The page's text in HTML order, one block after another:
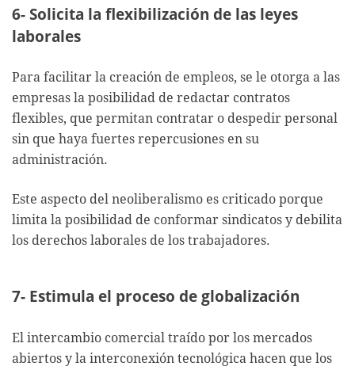
6- Solicita la flexibilización de las leyes
laborales
Para facilitar la creación de empleos, se le otorga a las
empresas la posibilidad de redactar contratos
flexibles, que permitan contratar o despedir personal
sin que haya fuertes repercusiones en su
administración.
Este aspecto del neoliberalismo es criticado porque
limita la posibilidad de conformar sindicatos y debilita
los derechos laborales de los trabajadores.
7- Estimula el proceso de globalización
El intercambio comercial traído por los mercados
abiertos y la interconexión tecnológica hacen que los